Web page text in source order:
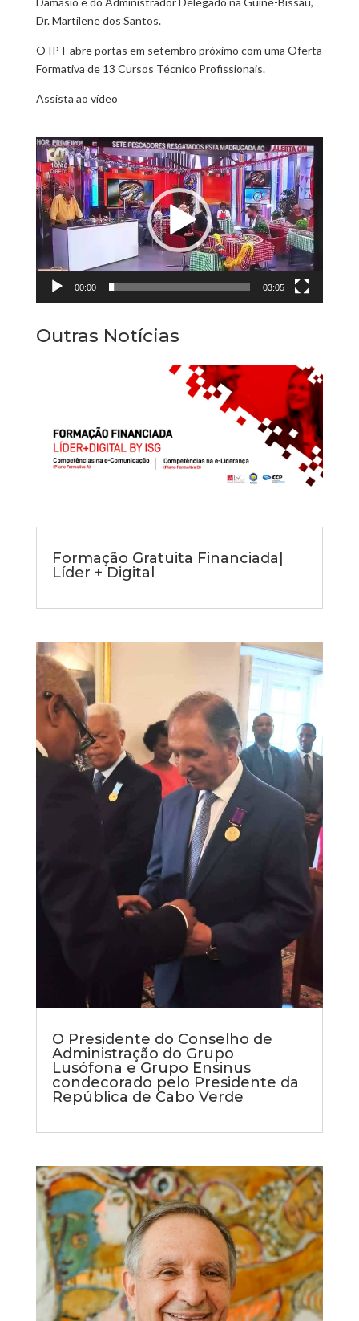
Dr. Martilene dos Santos.
O IPT abre portas em setembro próximo com uma Oferta
Formativa de 13 Cursos Técnico Profissionais.
Assista ao vídeo
Reprodutor
de
vídeo
00:00 03:05
Outras Notícias
Formação Gratuita Financiada|
Líder + Digital
O Presidente do Conselho de
Administração do Grupo
Lusófona e Grupo Ensinus
condecorado pelo Presidente da
República de Cabo Verde